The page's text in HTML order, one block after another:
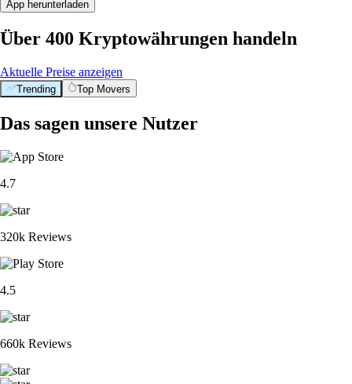
App herunterladen
Über 400 Kryptowährungen handeln
Aktuelle Preise anzeigen
Trending Top Movers
Das sagen unsere Nutzer
4.7
320k Reviews
4.5
660k Reviews